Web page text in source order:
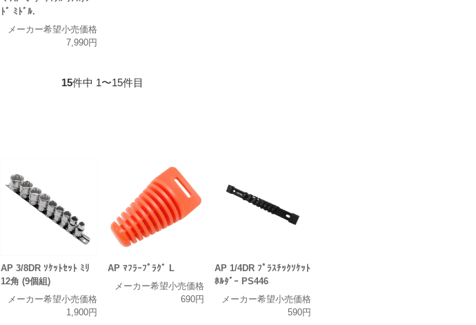
ﾄﾞ ﾐﾄﾞﾙ.
メーカー希望小売価格
7,990円
15件中 1〜15件目
AP 3/8DR ｿｹｯﾄｾｯﾄ ﾐﾘ
12角 (9個組)
メーカー希望小売価格
1,900円
AP ﾏﾌﾗｰﾌﾟﾗｸﾞ L
メーカー希望小売価格
690円
AP 1/4DR ﾌﾟﾗｽﾁｯｸｿｹｯﾄ
ﾎﾙﾀﾞｰ PS446
メーカー希望小売価格
590円